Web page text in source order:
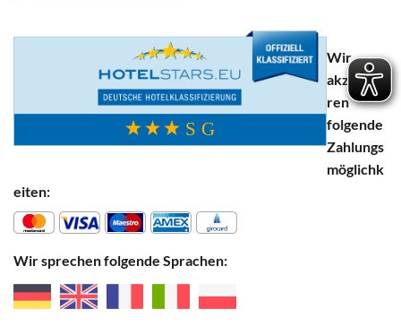
Wir
akzeptie
ren
folgende
Zahlungs
möglichk
eiten:
Wir sprechen folgende Sprachen: